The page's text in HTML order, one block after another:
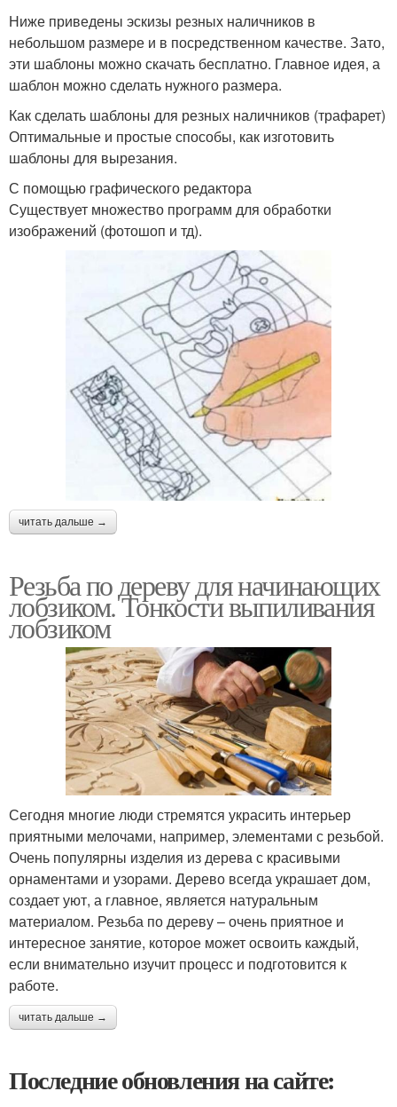
Ниже приведены эскизы резных наличников в
небольшом размере и в посредственном качестве. Зато,
эти шаблоны можно скачать бесплатно. Главное идея, а
шаблон можно сделать нужного размера.
Как сделать шаблоны для резных наличников (трафарет)
Оптимальные и простые способы, как изготовить
шаблоны для вырезания.
С помощью графического редактора
Существует множество программ для обработки
изображений (фотошоп и тд).
читать дальше →
Резьба по дереву для начинающих
лобзиком. Тонкости выпиливания
лобзиком
Сегодня многие люди стремятся украсить интерьер
приятными мелочами, например, элементами с резьбой.
Очень популярны изделия из дерева с красивыми
орнаментами и узорами. Дерево всегда украшает дом,
создает уют, а главное, является натуральным
материалом. Резьба по дереву – очень приятное и
интересное занятие, которое может освоить каждый,
если внимательно изучит процесс и подготовится к
работе.
читать дальше →
Последние обновления на сайте: